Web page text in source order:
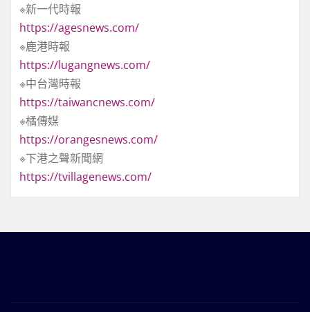
※新一代時報
https://agesnews.com/
※鹿港時報
https://lugangnews.com/
※中台灣時報
https://taiwancnews.com/
※橘傳媒
https://orangesnews.com/
※下港之聲新聞網
https://tvillagenews.com/